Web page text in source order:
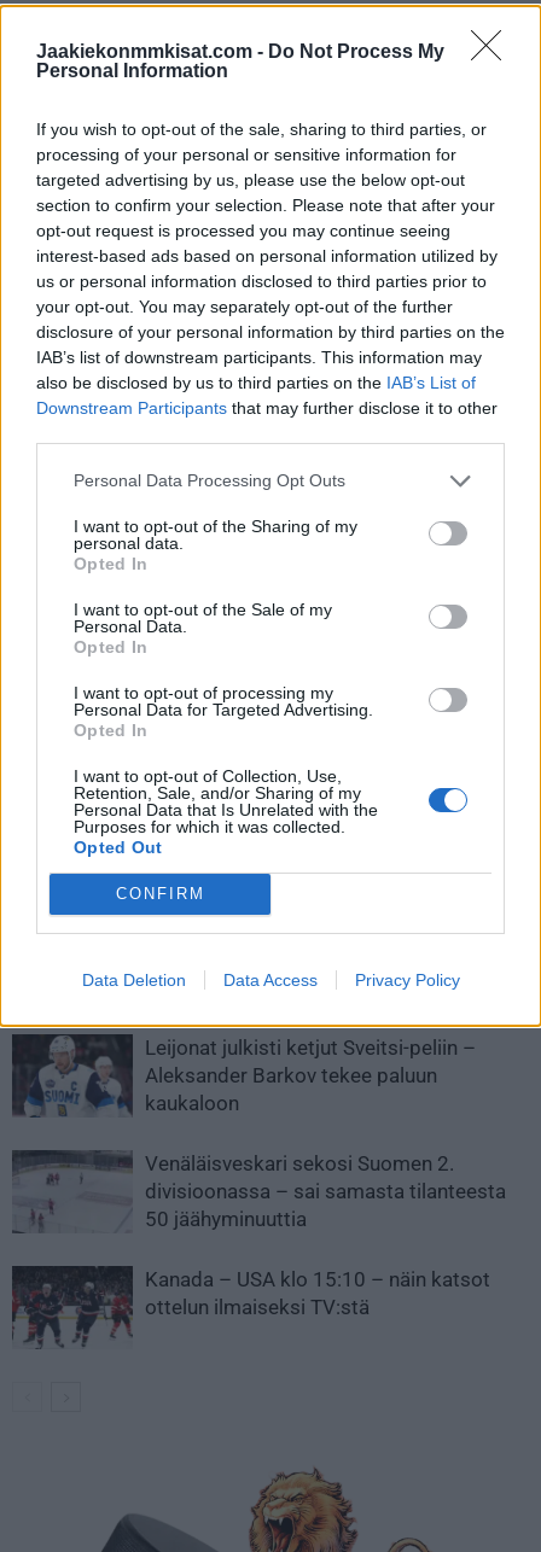
Jaakiekonmmkisat.com - Do Not Process My
Personal Information
If you wish to opt-out of the sale, sharing to third parties, or
processing of your personal or sensitive information for
targeted advertising by us, please use the below opt-out
section to confirm your selection. Please note that after your
opt-out request is processed you may continue seeing
interest-based ads based on personal information utilized by
us or personal information disclosed to third parties prior to
your opt-out. You may separately opt-out of the further
disclosure of your personal information by third parties on the
IAB’s list of downstream participants. This information may
also be disclosed by us to third parties on the IAB’s List of
Downstream Participants that may further disclose it to other
Personal Data Processing Opt Outs
I want to opt-out of the Sharing of my
personal data.
Opted In
I want to opt-out of the Sale of my
Personal Data.
Opted In
I want to opt-out of processing my
Personal Data for Targeted Advertising.
Opted In
I want to opt-out of Collection, Use,
Retention, Sale, and/or Sharing of my
Personal Data that Is Unrelated with the
Purposes for which it was collected.
Opted Out
CONFIRM
Data Deletion Data Access Privacy Policy
25 Toni Rajala − 23 Joonas Kemppainen − 22 Arttu
50 Miika Koivisto − 36 Elmeri Eronen
10 Eemeli Suomi − 21 Juhani Tyrväinen − 20 Joona Ikonen
57 Jarkko Parikka − 52 Juuso Vainio
13. hyökkääjä:
62 Tommi Tikka
Ottelu Suomi – Tshekki alkaa kello 18:30 ja ottelu on
katsottavissa ilmaiseksi TV5 -kanavalta.
joukkueella Suomi Kanadaan MM-kultajahtiin!
Edellinen artikkeli
Nuorten Leijonien joukkue
valittu – tällä joukkueella
Suomi Kanadaan MM-
Seuraava artikkeli
Mikko Rantanen iski komean
– jo 20 maalia kasassa tällä
LIITTYVÄT ARTIKKELIT LISÄÄ TEKIJÄLTÄ
Leijonat julkisti ketjut Sveitsi-peliin –
Aleksander Barkov tekee paluun
kaukaloon
Venäläisveskari sekosi Suomen 2.
divisioonassa – sai samasta tilanteesta
50 jäähyminuuttia
Kanada – USA klo 15:10 – näin katsot
ottelun ilmaiseksi TV:stä